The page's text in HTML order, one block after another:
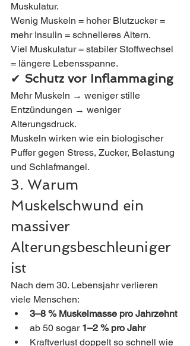
Muskulatur.
Wenig Muskeln = hoher Blutzucker =
mehr Insulin = schnelleres Altern.
Viel Muskulatur = stabiler Stoffwechsel
= längere Lebensspanne.
✔ Schutz vor Inflammaging
Mehr Muskeln → weniger stille
Entzündungen → weniger
Alterungsdruck.
Muskeln wirken wie ein biologischer
Puffer gegen Stress, Zucker, Belastung
und Schlafmangel.
3. Warum
Muskelschwund ein
massiver
Alterungsbeschleuniger
ist
Nach dem 30. Lebensjahr verlieren
viele Menschen:
3–8 % Muskelmasse pro Jahrzehnt
ab 50 sogar 1–2 % pro Jahr
Kraftverlust doppelt so schnell wie